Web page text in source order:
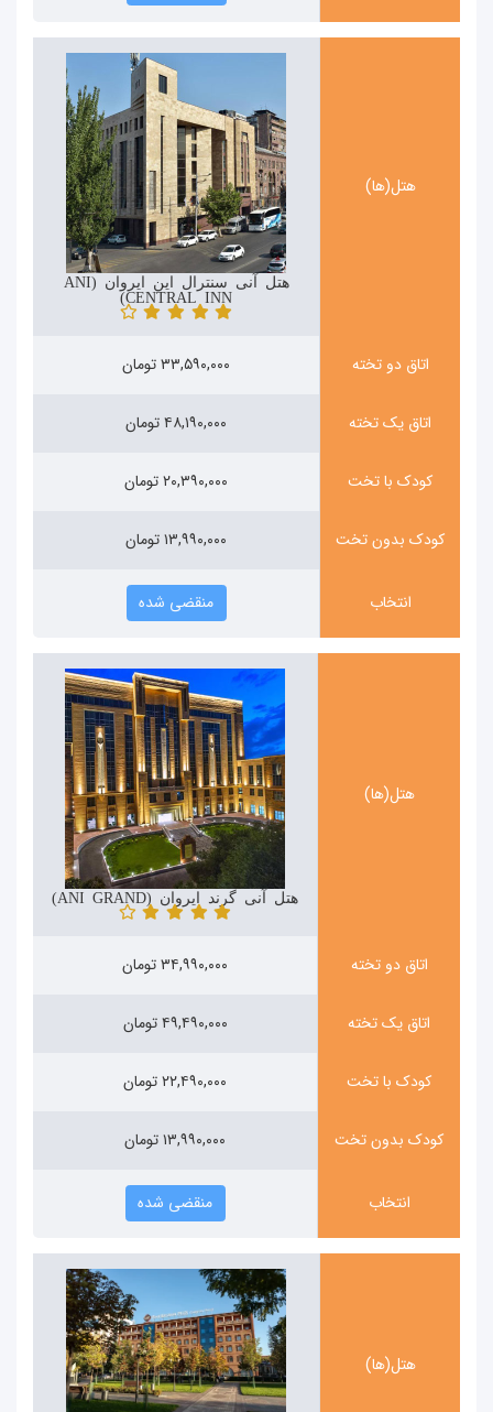
هتل(ها)
هتل آنی سنترال این ایروان (ANI
CENTRAL INN)
اتاق دو تخته ۳۳,۵۹۰,۰۰۰ تومان
اتاق یک تخته ۴۸,۱۹۰,۰۰۰ تومان
کودک با تخت ۲۰,۳۹۰,۰۰۰ تومان
کودک بدون تخت ۱۳,۹۹۰,۰۰۰ تومان
انتخاب منقضی شده
هتل(ها)
هتل آنی گرند ایروان (ANI GRAND)
اتاق دو تخته ۳۴,۹۹۰,۰۰۰ تومان
اتاق یک تخته ۴۹,۴۹۰,۰۰۰ تومان
کودک با تخت ۲۲,۴۹۰,۰۰۰ تومان
کودک بدون تخت ۱۳,۹۹۰,۰۰۰ تومان
انتخاب منقضی شده
هتل(ها)